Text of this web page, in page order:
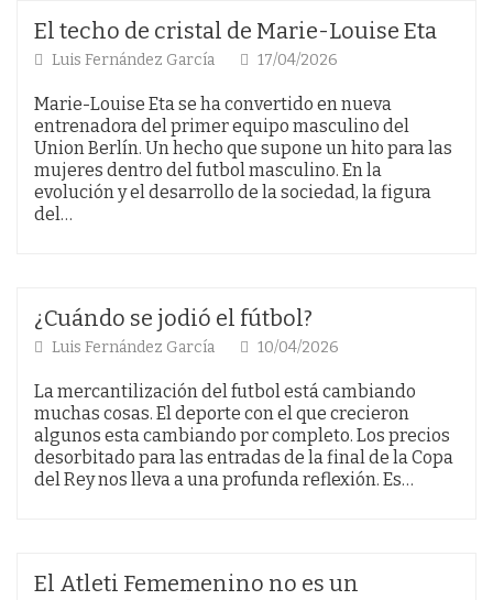
El techo de cristal de Marie-Louise Eta
Luis Fernández García 17/04/2026
Marie-Louise Eta se ha convertido en nueva
entrenadora del primer equipo masculino del
Union Berlín. Un hecho que supone un hito para las
mujeres dentro del futbol masculino. En la
evolución y el desarrollo de la sociedad, la figura
del…
¿Cuándo se jodió el fútbol?
Luis Fernández García 10/04/2026
La mercantilización del futbol está cambiando
muchas cosas. El deporte con el que crecieron
algunos esta cambiando por completo. Los precios
desorbitado para las entradas de la final de la Copa
del Rey nos lleva a una profunda reflexión. Es…
El Atleti Fememenino no es un